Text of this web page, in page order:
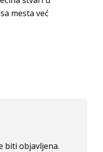
mesta već
biti objavljena.